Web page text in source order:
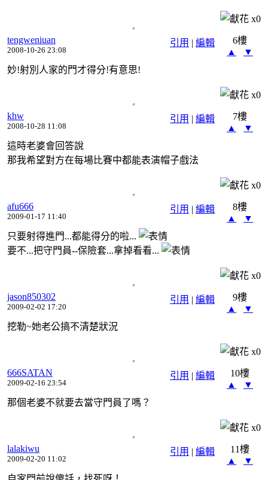
x0
引用 | 編輯
tengweniuan
2008-10-26 23:08
6樓
▲
▼
妙!射別人家的門才得分!有意思!
x0
引用 | 編輯
khw
2008-10-28 11:08
7樓
▲
▼
這時老婆會回答說
那我希望對方在每場比賽中都能表演帽子戲法
x0
引用 | 編輯
afu666
2009-01-17 11:40
8樓
▲
▼
只要射得進門...都能得分的啦...
要不...把守門員--保險套...拿掉看看...
x0
引用 | 編輯
jason850302
2009-02-02 17:20
9樓
▲
▼
挖勒~她老公搞不清楚狀況
x0
引用 | 編輯
666SATAN
2009-02-16 23:54
10樓
▲
▼
那個老婆不就要去當守門員了嗎？
x0
引用 | 編輯
lalakiwu
2009-02-20 11:02
11樓
▲
▼